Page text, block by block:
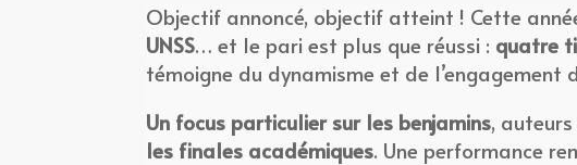
Objectif annoncé, objectif atteint ! Cette
UNSS… et le pari est plus que réussi : quatre
témoigne du dynamisme et de
Un focus particulier sur les benjamins,
les finales académiques. Une performance